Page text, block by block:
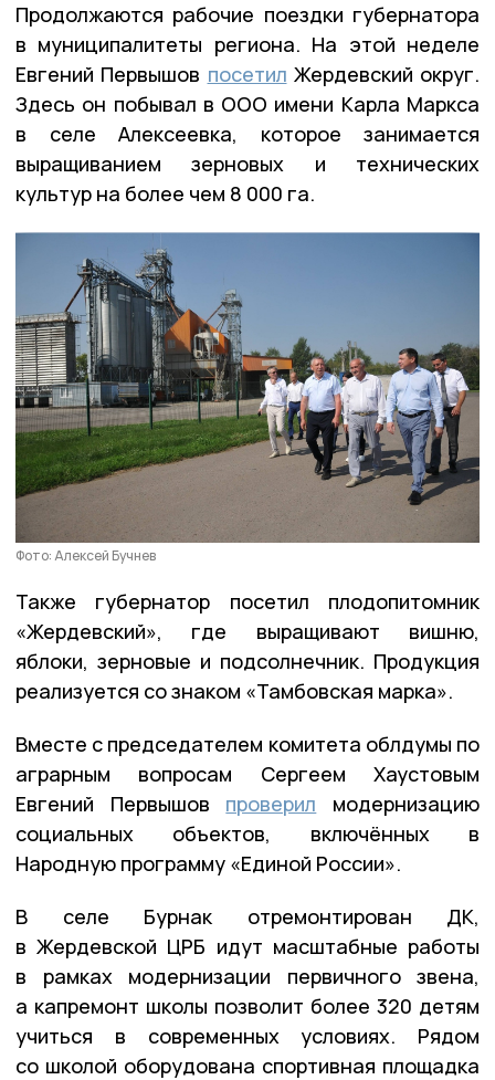
Продолжаются рабочие поездки губернатора
в муниципалитеты региона. На этой неделе
Евгений Первышов посетил Жердевский округ.
Здесь он побывал в ООО имени Карла Маркса
в селе Алексеевка, которое занимается
выращиванием зерновых и технических
культур на более чем 8 000 га.
Фото: Алексей Бучнев
Также губернатор посетил плодопитомник
«Жердевский», где выращивают вишню,
яблоки, зерновые и подсолнечник. Продукция
реализуется со знаком «Тамбовская марка».
Вместе с председателем комитета облдумы по
аграрным вопросам Сергеем Хаустовым
Евгений Первышов проверил модернизацию
социальных объектов, включённых в
Народную программу «Единой России».
В селе Бурнак отремонтирован ДК,
в Жердевской ЦРБ идут масштабные работы
в рамках модернизации первичного звена,
а капремонт школы позволит более 320 детям
учиться в современных условиях. Рядом
со школой оборудована спортивная площадка